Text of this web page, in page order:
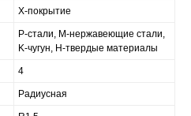
X-покрытие
P-стали, M-нержавеющие стали,
K-чугун, H-твердые материалы
4
Радиусная